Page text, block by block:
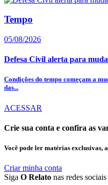
Tempo
05/08/2026
Defesa Civil alerta para
Condições do tempo começam a
das...
ACESSAR
Crie sua conta e confira as
Você pode ler matérias exclusivas,
Criar minha conta
Siga O Relato nas redes sociais